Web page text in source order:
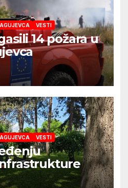
VESTI
14 požara u
VESTI